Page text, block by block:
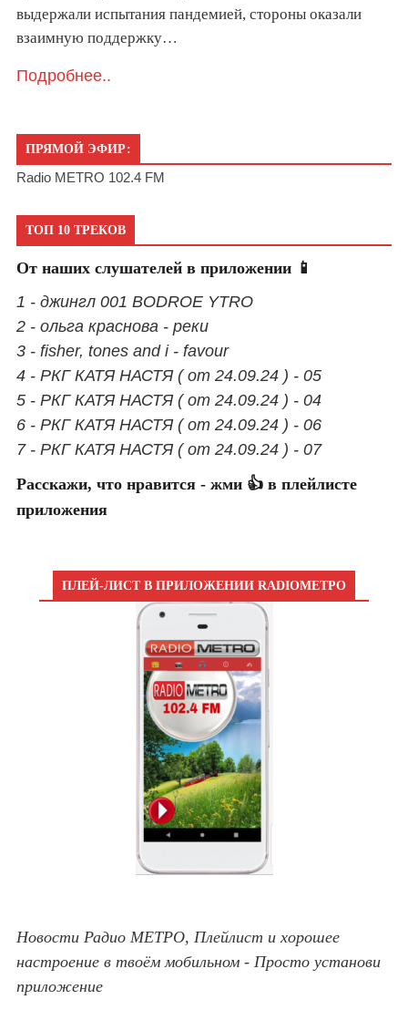
выдержали испытания пандемией, стороны оказали
взаимную поддержку…
Подробнее..
ПРЯМОЙ ЭФИР:
Radio METRO 102.4 FM
ТОП 10 ТРЕКОВ
От наших слушателей в приложении 📱
1 - джингл 001 BODROE YTRO
2 - ольга краснова - реки
3 - fisher, tones and i - favour
4 - РКГ КАТЯ НАСТЯ ( от 24.09.24 ) - 05
5 - РКГ КАТЯ НАСТЯ ( от 24.09.24 ) - 04
6 - РКГ КАТЯ НАСТЯ ( от 24.09.24 ) - 06
7 - РКГ КАТЯ НАСТЯ ( от 24.09.24 ) - 07
Расскажи, что нравится - жми 👍 в плейлисте
приложения
ПЛЕЙ-ЛИСТ В ПРИЛОЖЕНИИ RADIOМЕТРО
Новости Радио МЕТРО, Плейлист и хорошее
настроение в твоём мобильном - Просто установи
приложение